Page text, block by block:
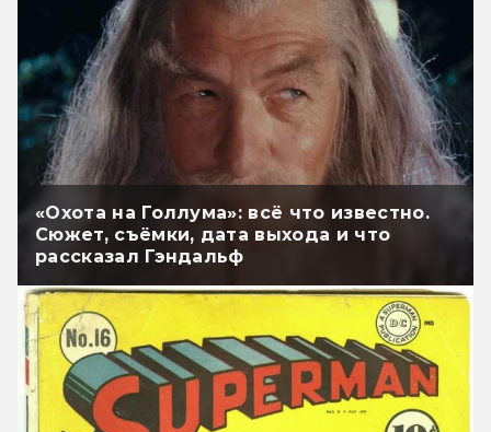
«Охота на Голлума»: всё что известно.
Сюжет, съёмки, дата выхода и что
рассказал Гэндальф